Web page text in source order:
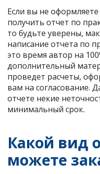
Если вы не
получить отчет по
то будьте уверены,
написание отчета по
это время автор на
дополнительный
проведет расчеты,
вам на согласование.
отчете некие
минимальный срок.
Какой вид
можете